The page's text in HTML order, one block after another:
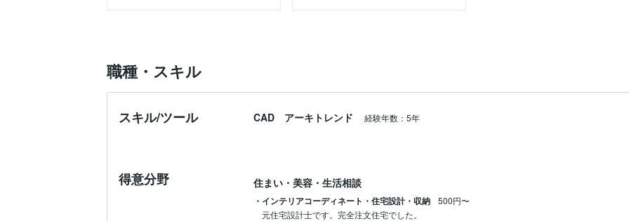
職種・スキル
スキル/ツール CAD アーキトレンド 経験年数：5年
得意分野 住まい・美容・生活相談
・インテリアコーディネート・住宅設計・収納
500円〜
元住宅設計士です。完全注文住宅でした。